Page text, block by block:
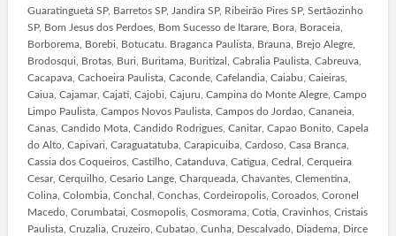
Guaratinguetá SP, Barretos SP, Jandira SP, Ribeirão Pires SP, Sertãozinho
SP, Bom Jesus dos Perdoes, Bom Sucesso de Itarare, Bora, Boraceia,
Borborema, Borebi, Botucatu. Braganca Paulista, Brauna, Brejo Alegre,
Brodosqui, Brotas, Buri, Buritama, Buritizal, Cabralia Paulista, Cabreuva,
Cacapava, Cachoeira Paulista, Caconde, Cafelandia, Caiabu, Caieiras,
Caiua, Cajamar, Cajati, Cajobi, Cajuru, Campina do Monte Alegre, Campo
Limpo Paulista, Campos Novos Paulista, Campos do Jordao, Cananeia,
Canas, Candido Mota, Candido Rodrigues, Canitar, Capao Bonito, Capela
do Alto, Capivari, Caraguatatuba, Carapicuiba, Cardoso, Casa Branca,
Cassia dos Coqueiros, Castilho, Catanduva, Catigua, Cedral, Cerqueira
Cesar, Cerquilho, Cesario Lange, Charqueada, Chavantes, Clementina,
Colina, Colombia, Conchal, Conchas, Cordeiropolis, Coroados, Coronel
Macedo, Corumbatai, Cosmopolis, Cosmorama, Cotia, Cravinhos, Cristais
Paulista, Cruzalia, Cruzeiro, Cubatao, Cunha, Descalvado, Diadema, Dirce